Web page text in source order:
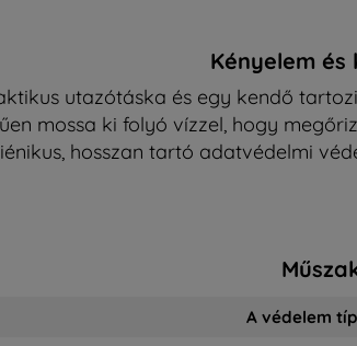
Kényelem
utazótáska és egy kendő
mossa ki folyó vízzel, hogy
hosszan tartó adatvédelmi
A védelem